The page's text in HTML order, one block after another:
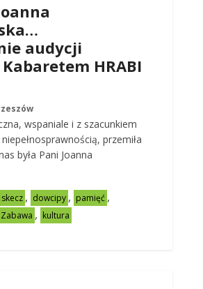
audycji
HRABI
wspaniale i z szacunkiem
przemiła
była Pani Joanna
skecz , dowcipy , pamięć ,
Zabawa , kultura